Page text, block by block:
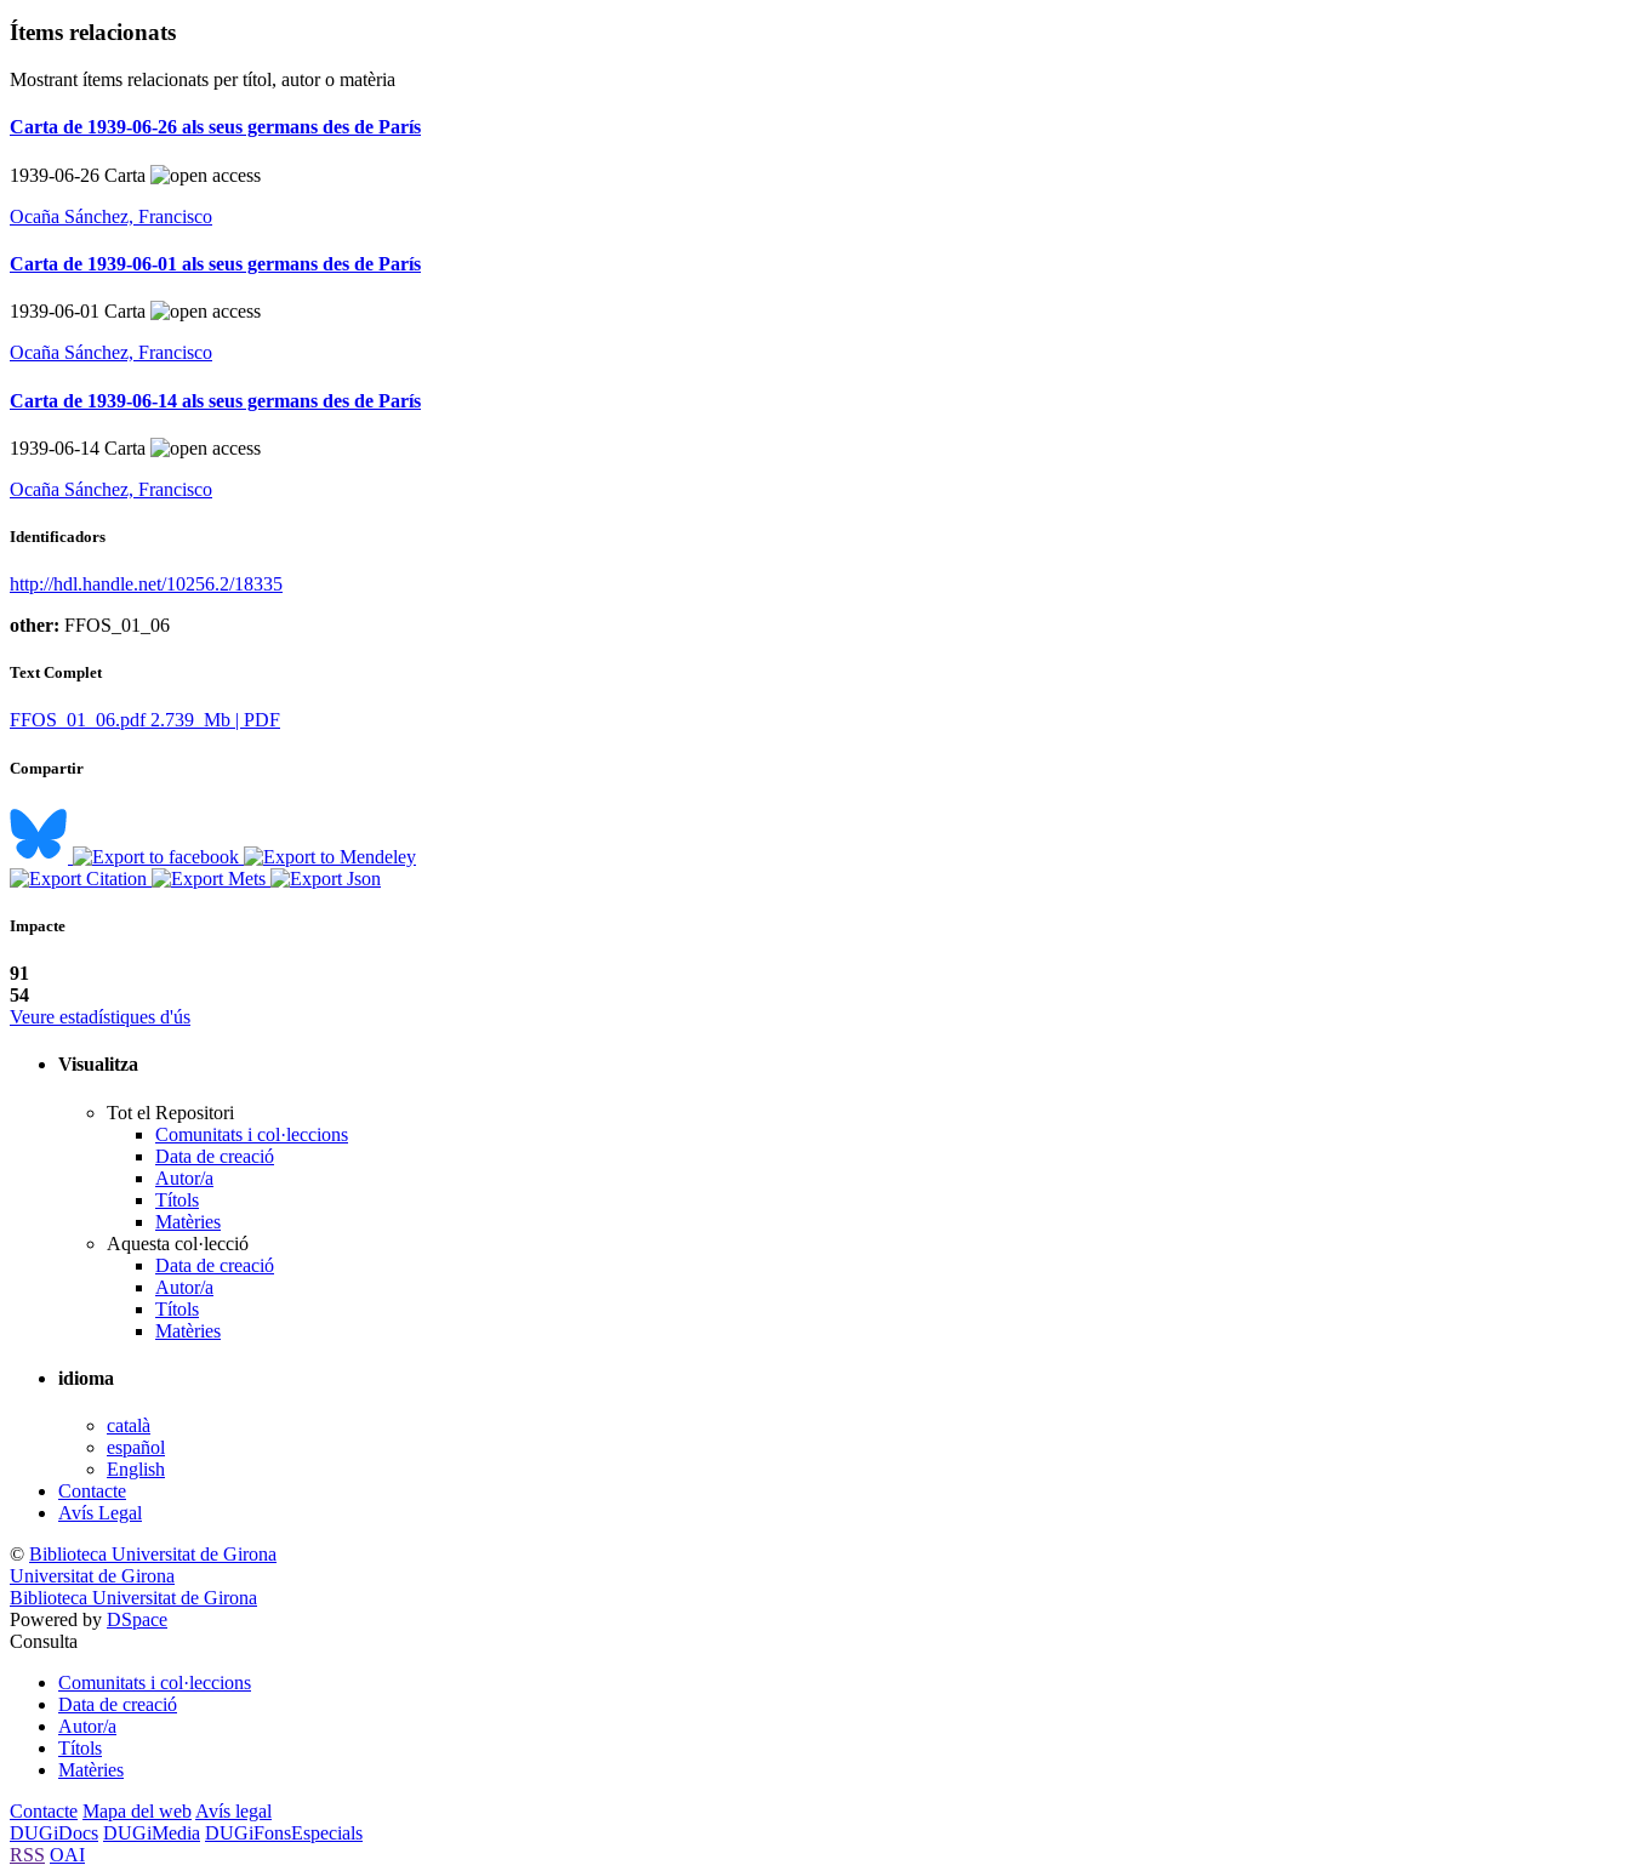
Ítems relacionats
Mostrant ítems relacionats per títol, autor o matèria
Carta de 1939-06-26 als seus germans des de París
1939-06-26 Carta
Ocaña Sánchez, Francisco
Carta de 1939-06-01 als seus germans des de París
1939-06-01 Carta
Ocaña Sánchez, Francisco
Carta de 1939-06-14 als seus germans des de París
1939-06-14 Carta
Ocaña Sánchez, Francisco
Identificadors
http://hdl.handle.net/10256.2/18335
other: FFOS_01_06
Text Complet
FFOS_01_06.pdf 2.739 Mb | PDF
Compartir
Impacte
91
54
Veure estadístiques d'ús
Visualitza
Tot el Repositori
Comunitats i col·leccions
Data de creació
Autor/a
Títols
Matèries
Aquesta col·lecció
Data de creació
Autor/a
Títols
Matèries
idioma
català
español
English
Contacte
Avís Legal
© Biblioteca Universitat de Girona
Universitat de Girona
Biblioteca Universitat de Girona
Powered by DSpace
Consulta
Comunitats i col·leccions
Data de creació
Autor/a
Títols
Matèries
Contacte Mapa del web Avís legal
DUGiDocs DUGiMedia DUGiFonsEspecials
RSS OAI